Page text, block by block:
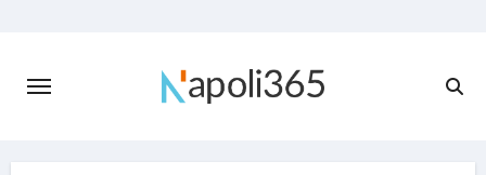
content